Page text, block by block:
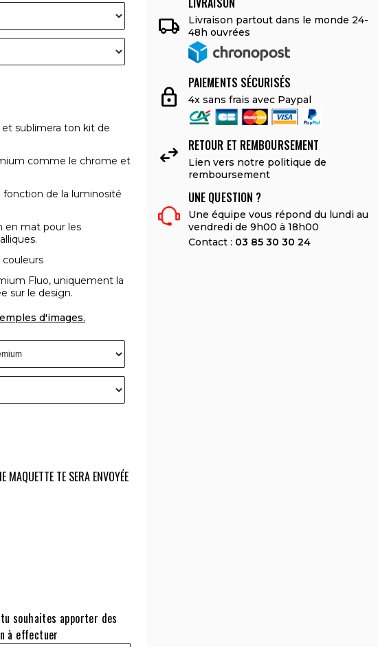
sublimera ton kit de
comme le chrome et
fonction de la luminosité
en mat pour les
Fluo, uniquement la
sur le design.
d'images.
MAQUETTE TE SERA ENVOYÉE
souhaites apporter des
à effectuer

Livraison partout dans le monde 24-
48h ouvrées
lock
PAIEMENTS SÉCURISÉS
4x sans frais avec Paypal
 RETOUR ET REMBOURSEMENT
Lien vers notre politique de
remboursement
UNE QUESTION ?
Une équipe vous répond du lundi au
vendredi de 9h00 à 18h00
Contact : 03 85 30 30 24